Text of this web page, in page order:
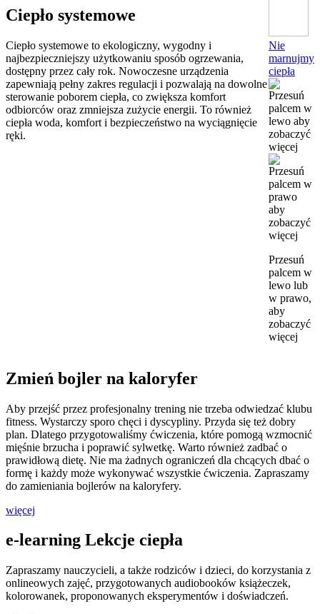
Ciepło systemowe
Ciepło systemowe to ekologiczny, wygodny i
najbezpieczniejszy użytkowaniu sposób ogrzewania,
dostępny przez cały rok. Nowoczesne urządzenia
zapewniają pełny zakres regulacji i pozwalają na dowolne
sterowanie poborem ciepła, co zwiększa komfort
odbiorców oraz zmniejsza zużycie energii. To również
ciepła woda, komfort i bezpieczeństwo na wyciągnięcie
ręki.
Nie
marnujmy
ciepła
Przesuń
palcem w
lewo lub
w prawo,
aby
zobaczyć
więcej
Zmień bojler na kaloryfer
Aby przejść przez profesjonalny trening nie trzeba odwiedzać klubu
fitness. Wystarczy sporo chęci i dyscypliny. Przyda się też dobry
plan. Dlatego przygotowaliśmy ćwiczenia, które pomogą wzmocnić
mięśnie brzucha i poprawić sylwetkę. Warto również zadbać o
prawidłową dietę. Nie ma żadnych ograniczeń dla chcących dbać o
formę i każdy może wykonywać wszystkie ćwiczenia. Zapraszamy
do zamieniania bojlerów na kaloryfery.
więcej
e-learning Lekcje ciepła
Zapraszamy nauczycieli, a także rodziców i dzieci, do korzystania z
onlineowych zajęć, przygotowanych audiobooków książeczek,
kolorowanek, proponowanych eksperymentów i doświadczeń.